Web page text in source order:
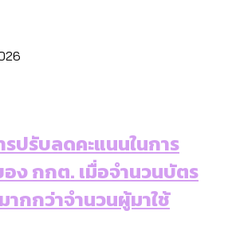
ปรับลดคะแนนในการ
ง กกต. เมื่อจำนวนบัตร
ากกว่าจำนวนผู้มาใช้